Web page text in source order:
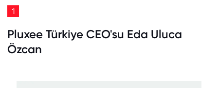
1
Pluxee Türkiye CEO'su Eda Uluca
Özcan